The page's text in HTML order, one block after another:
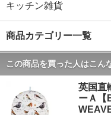
キッチン雑貨
商品カテゴリー一覧
この商品を買った人はこん
英国直
ーＡ【